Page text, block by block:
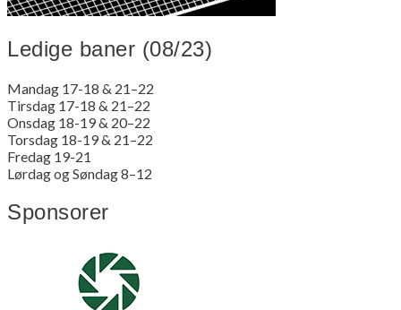
Ledige baner (08/23)
Mandag 17-18 & 21–22
Tirsdag 17-18 & 21–22
Onsdag 18-19 & 20–22
Torsdag 18-19 & 21–22
Fredag 19-21
Lørdag og Søndag 8–12
Sponsorer